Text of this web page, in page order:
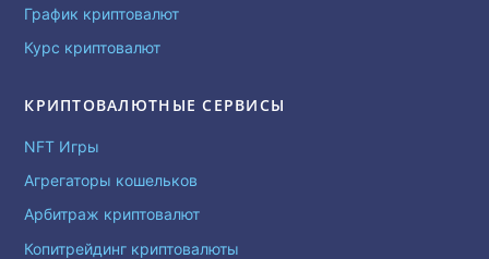
График криптовалют
Курс криптовалют
КРИПТОВАЛЮТНЫЕ СЕРВИСЫ
NFT Игры
Агрегаторы кошельков
Арбитраж криптовалют
Копитрейдинг криптовалюты